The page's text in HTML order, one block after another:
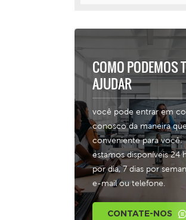
COMO PODEMOS
AJUDAR
você pode entrar em
conosco da maneira
conveniente para você.
estamos disponíveis 24
por dia, 7 dias por
e-mail ou telefone.
CONTATE-NOS